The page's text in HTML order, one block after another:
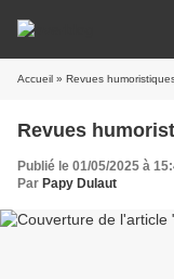
Accueil » Revues
Revues
Publié le 01/05/2025 à
Par Papy Dulaut